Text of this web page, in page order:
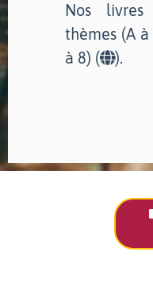
Nos
thèmes (A à
à 8) (
).